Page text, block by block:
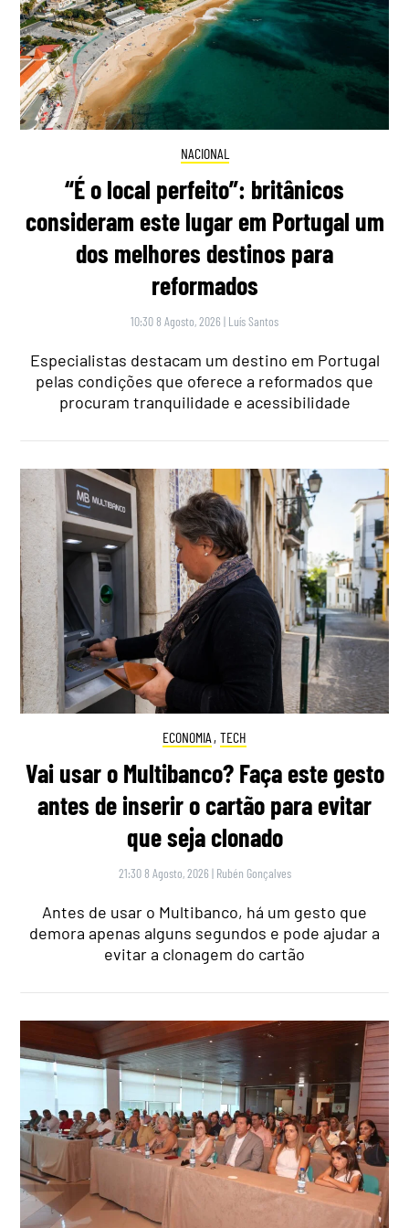
NACIONAL
“É o local perfeito”: britânicos
consideram este lugar em Portugal um
dos melhores destinos para
reformados
10:30 8 Agosto, 2026 | Luís Santos
Especialistas destacam um destino em Portugal
pelas condições que oferece a reformados que
procuram tranquilidade e acessibilidade
ECONOMIA , TECH
Vai usar o Multibanco? Faça este gesto
antes de inserir o cartão para evitar
que seja clonado
21:30 8 Agosto, 2026 | Rubén Gonçalves
Antes de usar o Multibanco, há um gesto que
demora apenas alguns segundos e pode ajudar a
evitar a clonagem do cartão